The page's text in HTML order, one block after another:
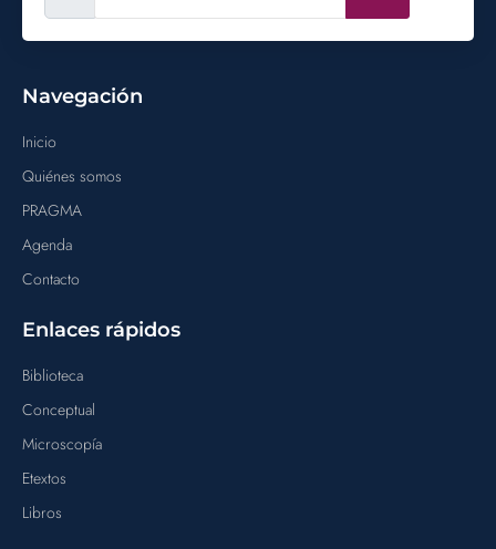
Navegación
Inicio
Quiénes somos
PRAGMA
Agenda
Contacto
Enlaces rápidos
Biblioteca
Conceptual
Microscopía
Etextos
Libros